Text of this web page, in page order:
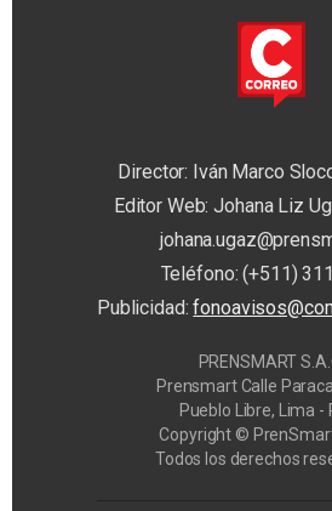
Director: Iván Marco
Editor Web: Johana Liz
Teléfono: (+511)
Publicidad:
PRENSMART
Prensmart Calle
Pueblo Libre, Lima -
Copyright ©
Todos los derechos